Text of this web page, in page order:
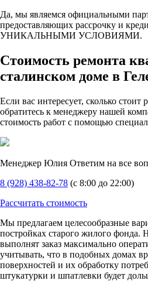
Да, мы являемся официальными
предоставляющих рассрочку и
УНИКАЛЬНЫМИ УСЛОВИЯМИ.
Стоимость ремонта
сталинском доме в
Если вас интересует, сколько стоит
обратитесь к менеджеру нашей
стоимость работ с помощью
Менеджер Юлия Ответим на все
8 (928) 438-82-78 (с 8:00 до 22:00)
Рассчитать стоимость
Мы предлагаем целесообразные
постройках старого жилого фонда.
выполнят заказ максимально
учитывать, что в подобных домах
поверхностей и их обработку
штукатурки и шпатлевки будет